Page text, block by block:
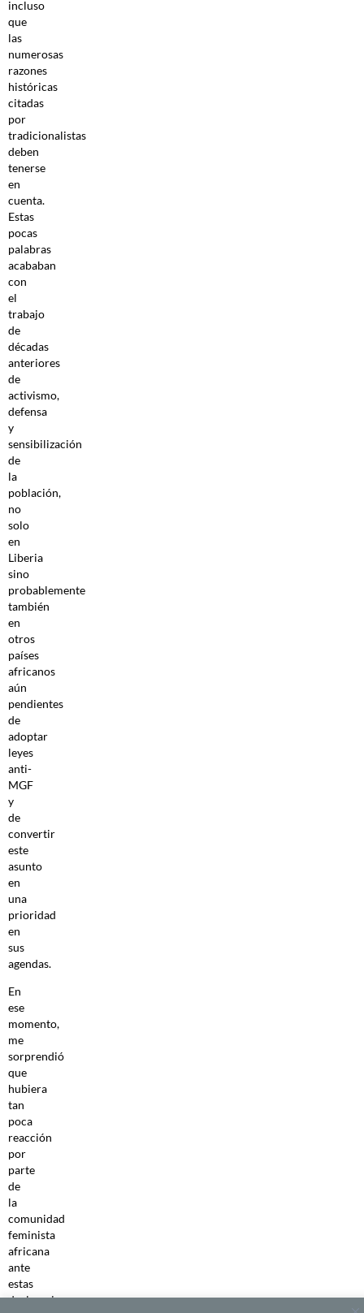
incluso
que
las
numerosas
razones
históricas
citadas
por
tradicionalistas
deben
tenerse
en
cuenta.
Estas
pocas
palabras
acababan
con
el
trabajo
de
décadas
anteriores
de
activismo,
defensa
y
sensibilización
de
la
población,
no
solo
en
Liberia
sino
probablemente
también
en
otros
países
africanos
aún
pendientes
de
adoptar
leyes
anti-
MGF
y
de
convertir
este
asunto
en
una
prioridad
en
sus
agendas.
En
ese
momento,
me
sorprendió
que
hubiera
tan
poca
reacción
por
parte
de
la
comunidad
feminista
africana
ante
estas
declaraciones.